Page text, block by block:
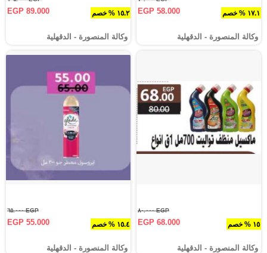
١٧.١ % خصم EGP 58.000
وكالة المنصورة - الدقهلية‎
١٥.٢ % خصم EGP 89.000
وكالة المنصورة - الدقهلية‎
١٥ % خصم
EGP ٨٠.٠٠٠
EGP 68.000
وكالة المنصورة - الدقهلية‎
١٥.٤ % خصم
EGP ٦٥.٠٠٠
EGP 55.000
وكالة المنصورة - الدقهلية‎